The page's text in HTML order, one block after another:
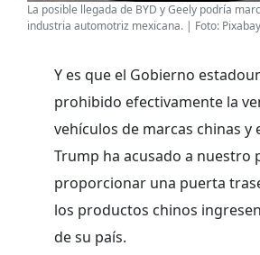
La posible llegada de BYD y Geely podría
industria automotriz mexicana. | Foto:
Y es que el Gobierno
prohibido efectivamente la
vehículos de marcas chinas y
Trump ha acusado a nuestro
proporcionar una puerta
los productos chinos
de su país.